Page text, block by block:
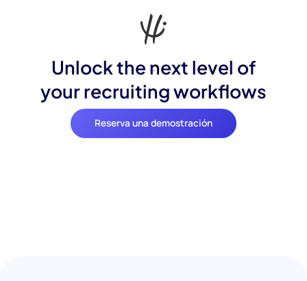
Unlock the next level of
your recruiting workflows
Reserva una demostración